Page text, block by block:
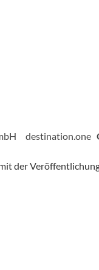
destination.one
der